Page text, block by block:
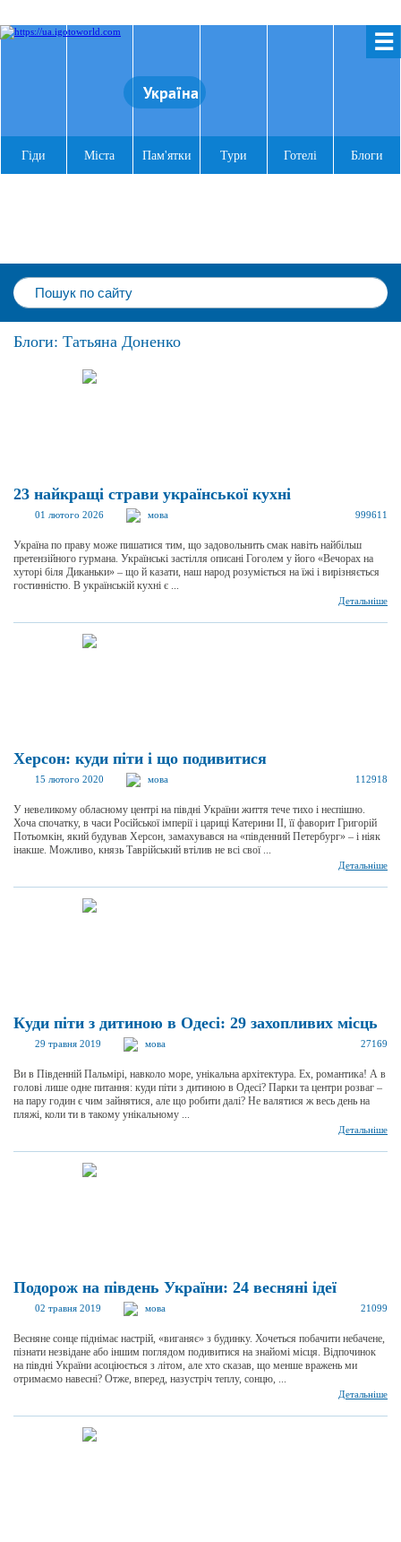
☰
Україна
Гіди Міста Пам'ятки Тури Готелі Блоги
Блоги: Татьяна Доненко
23 найкращі страви української кухні
01 лютого 2026 мова 999611
Україна по праву може пишатися тим, що задовольнить смак навіть найбільш
претензійного гурмана. Українські застілля описані Гоголем у його «Вечорах на
хуторі біля Диканьки» – що й казати, наш народ розуміється на їжі і вирізняється
гостинністю. В українській кухні є ...
Детальніше
Херсон: куди піти і що подивитися
15 лютого 2020 мова 112918
У невеликому обласному центрі на півдні України життя тече тихо і неспішно.
Хоча спочатку, в часи Російської імперії і цариці Катерини II, її фаворит Григорій
Потьомкін, який будував Херсон, замахувався на «південний Петербург» – і ніяк
інакше. Можливо, князь Таврійський втілив не всі свої ...
Детальніше
Куди піти з дитиною в Одесі: 29 захопливих місць
29 травня 2019 мова 27169
Ви в Південній Пальмірі, навколо море, унікальна архітектура. Ех, романтика! А в
голові лише одне питання: куди піти з дитиною в Одесі? Парки та центри розваг –
на пару годин є чим зайнятися, але що робити далі? Не валятися ж весь день на
пляжі, коли ти в такому унікальному ...
Детальніше
Подорож на південь України: 24 весняні ідеї
02 травня 2019 мова 21099
Весняне сонце піднімає настрій, «виганяє» з будинку. Хочеться побачити небачене,
пізнати незвідане або іншим поглядом подивитися на знайомі місця. Відпочинок
на півдні України асоціюється з літом, але хто сказав, що менше вражень ми
отримаємо навесні? Отже, вперед, назустріч теплу, сонцю, ...
Детальніше